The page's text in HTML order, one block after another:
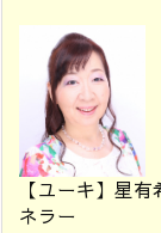
【ユーキ】星
ネラー